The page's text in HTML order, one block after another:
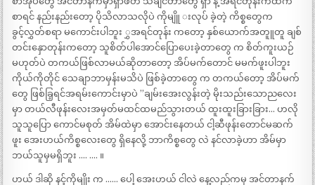
စာရင် နည်းနည်းတော့ ပိုသိလာသလိုပဲ ကိုမျိူ းလုပ် ခဲ့တဲ့ ကိစ္စတွေက
ခွင့်လွှတ်စရာ မကောင်းပါဘူး ွှအရင်တုန်း ကတော့ နှစ်ယောက်အတူူတူ ချစ်
တင်းနှောတုန်းကတော့ သူစိတ်ပါအောင်ပြောပေးခဲ့တာတွေ က စိတ်ကူးယဉ်
မဟုတ်ပဲ တကယ်ဖြစ်လာမယ်ဆိုတာတော့ အိပ်မက်တောင် မမက်ဖူးပါဘူး
ကိုယ်ကိုတိုင် သေချာဘာမှန်းမသိပဲ ဖြစ်ခဲ့တာတွေ က တကယ်တော့ အိပ်မက်
တွေ ဖြစ်ခြ့ရင်အရမ်းကောင်းမှာပဲ ”ချမ်းအေးလွန်းတဲ့ မိုးသည်းသောညလေး
မှာ တယ်လီဖုန်းလေးအမှတ်မထင်ထမည်သွားတယ် ထူးထူးခြားခြား… ဟလို
သူသူပြော ကောင်မစုတ် အိမ်ထဲမှာ အောင်းနေတယ် ငါ့ဆီဖုန်းတောင်မဆက်
ဖူး အေးဟယ်ကိစ္စလေးတွေ ရှိနေလို့ ဘာကိစ္စတွေ လဲ နင်လာခဲ့ဟာ အိမ်မှာ
ဘယ်သူမှမရှိဘူး …. …. ။
ဟယ် ဒါဆို နင့်ကိုမျိုး က …… ပေါ့ အေးဟယ် ငါလဲ နေ့လည်ကမှ အင်တာနက်